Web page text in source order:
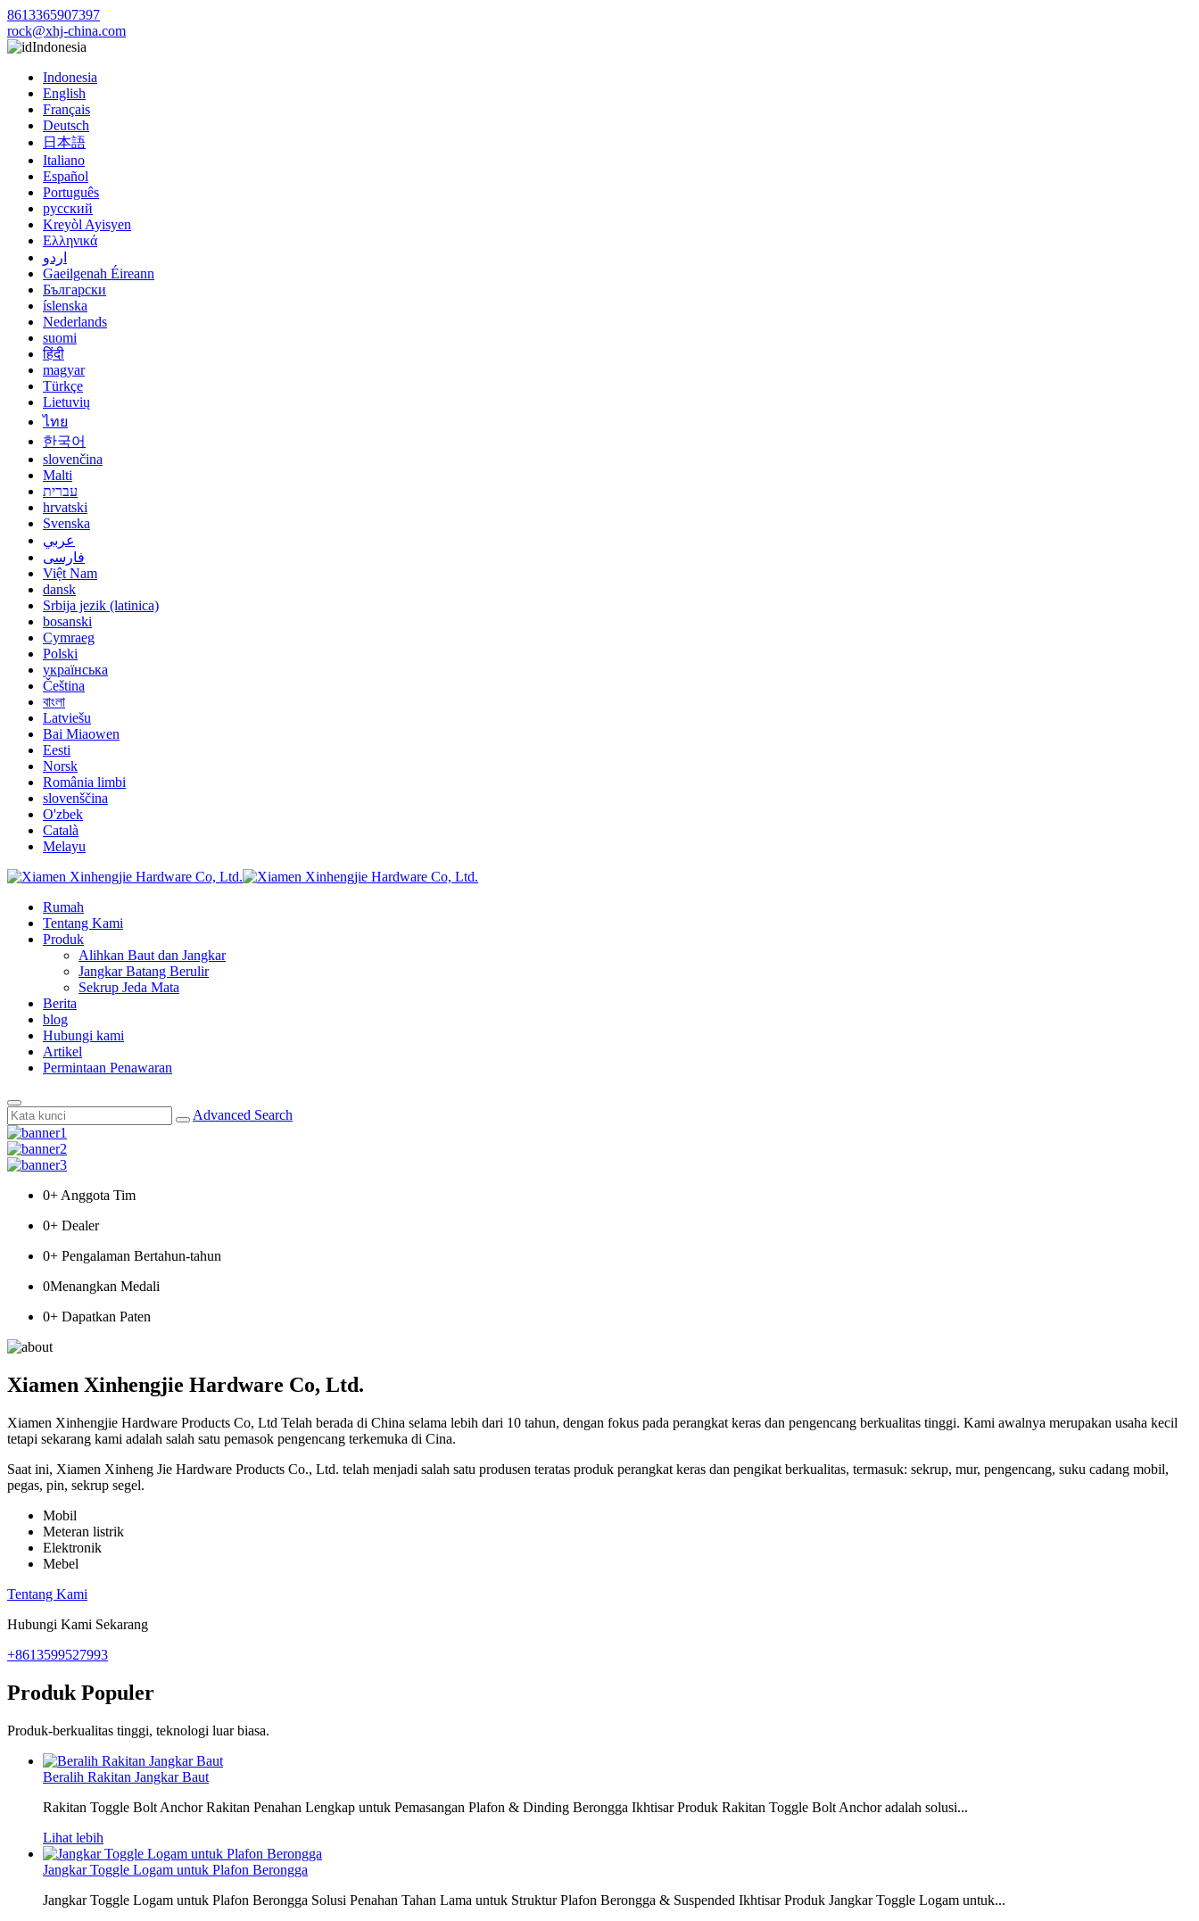
8613365907397
rock@xhj-china.com
Indonesia
Indonesia
English
Français
Deutsch
日本語
Italiano
Español
Português
русский
Kreyòl Ayisyen
Ελληνικά
اردو
Gaeilgenah Éireann
Български
íslenska
Nederlands
suomi
हिंदी
magyar
Türkçe
Lietuvių
ไทย
한국어
slovenčina
Malti
עברית
hrvatski
Svenska
عربي
فارسی
Việt Nam
dansk
Srbija jezik (latinica)
bosanski
Cymraeg
Polski
українська
Čeština
বাংলা
Latviešu
Bai Miaowen
Eesti
Norsk
România limbi
slovenščina
O'zbek
Català
Melayu
Rumah
Tentang Kami
Produk
Alihkan Baut dan Jangkar
Jangkar Batang Berulir
Sekrup Jeda Mata
Berita
blog
Hubungi kami
Artikel
Permintaan Penawaran
Advanced Search
0+ Anggota Tim
0+ Dealer
0+ Pengalaman Bertahun-tahun
0Menangkan Medali
0+ Dapatkan Paten
Xiamen Xinhengjie Hardware Co, Ltd.
Xiamen Xinhengjie Hardware Products Co, Ltd Telah berada di China selama lebih dari 10 tahun, dengan fokus pada perangkat keras dan pengencang berkualitas tinggi. Kami awalnya merupakan usaha kecil
tetapi sekarang kami adalah salah satu pemasok pengencang terkemuka di Cina.
Saat ini, Xiamen Xinheng Jie Hardware Products Co., Ltd. telah menjadi salah satu produsen teratas produk perangkat keras dan pengikat berkualitas, termasuk: sekrup, mur, pengencang, suku cadang mobil,
pegas, pin, sekrup segel.
Mobil
Meteran listrik
Elektronik
Mebel
Tentang Kami
Hubungi Kami Sekarang
+8613599527993
Produk Populer
Produk-berkualitas tinggi, teknologi luar biasa.
Beralih Rakitan Jangkar Baut
Rakitan Toggle Bolt Anchor Rakitan Penahan Lengkap untuk Pemasangan Plafon & Dinding Berongga Ikhtisar Produk Rakitan Toggle Bolt Anchor adalah solusi...
Lihat lebih
Jangkar Toggle Logam untuk Plafon Berongga
Jangkar Toggle Logam untuk Plafon Berongga Solusi Penahan Tahan Lama untuk Struktur Plafon Berongga & Suspended Ikhtisar Produk Jangkar Toggle Logam untuk...